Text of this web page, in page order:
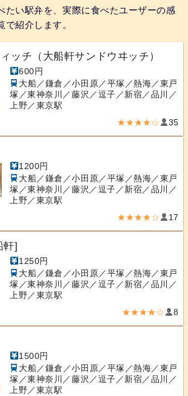
たい駅弁を、実際に食べたユーザーの感
で紹介します。
ッチ（大船軒サンドウヰッチ）
600円
大船／鎌倉／小田原／平塚／熱海／東戸
塚／東神奈川／藤沢／逗子／新宿／品川／
上野／東京駅
★★★★☆ 35
1200円
大船／鎌倉／小田原／平塚／熱海／東戸
塚／東神奈川／藤沢／逗子／新宿／品川／
上野／東京駅
★★★★☆ 17
軒]
1250円
大船／鎌倉／小田原／平塚／熱海／東戸
塚／東神奈川／藤沢／逗子／新宿／品川／
上野／東京駅
★★★★☆ 8
1500円
大船／鎌倉／小田原／平塚／熱海／東戸
塚／東神奈川／藤沢／逗子／新宿／品川／
上野／東京駅